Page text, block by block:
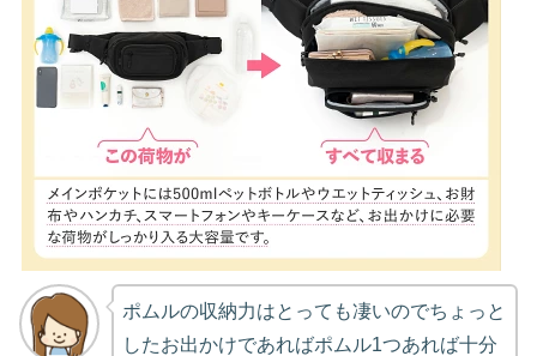
ポムルの収納力はとっても凄いのでちょっと
したお出かけであればポムル1つあれば十分